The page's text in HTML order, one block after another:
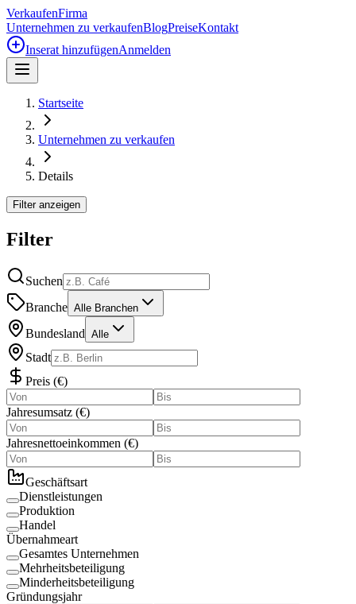
VerkaufenFirma
Unternehmen zu verkaufenBlogPreiseKontakt
Inserat hinzufügenAnmelden
Startseite
Unternehmen zu verkaufen
Details
Filter anzeigen
Filter
Suchen
Branche Alle Branchen
Bundesland Alle
Stadt
Preis (€)
Jahresumsatz (€)
Jahresnettoeinkommen (€)
Geschäftsart
Dienstleistungen
Produktion
Handel
Übernahmeart
Gesamtes Unternehmen
Mehrheitsbeteiligung
Minderheitsbeteiligung
Gründungsjahr